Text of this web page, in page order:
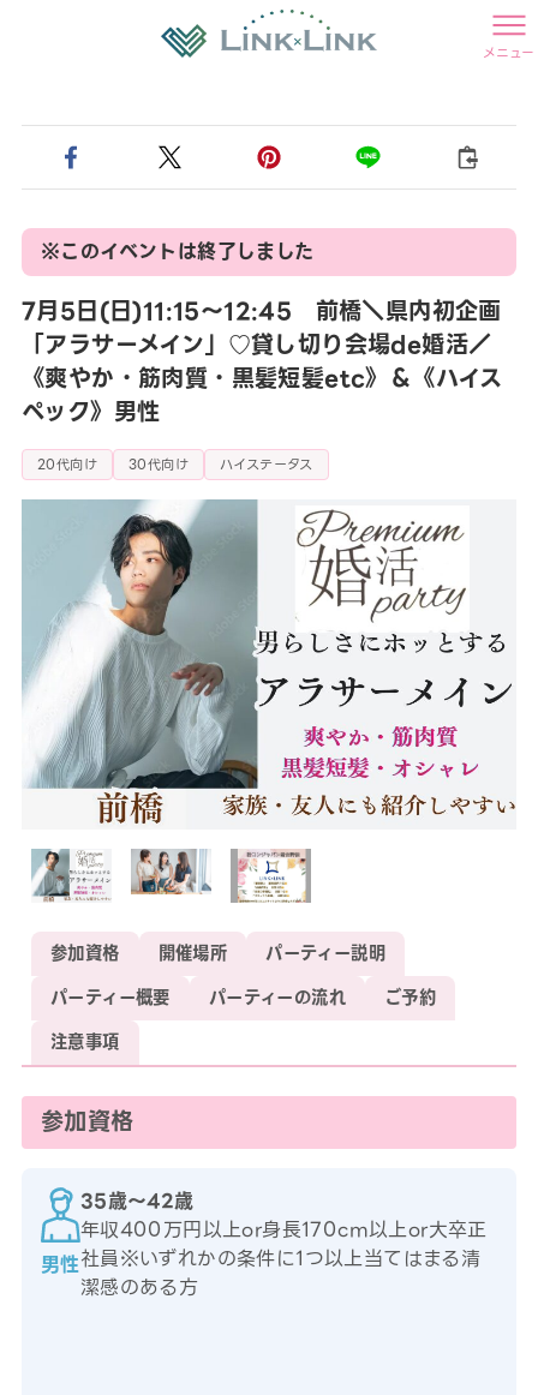
メニュー
※このイベントは終了しました
7月5日(日)11:15〜12:45 前橋＼県内初企画
「アラサーメイン」♡貸し切り会場de婚活／
《爽やか・筋肉質・黒髪短髪etc》＆《ハイス
ペック》男性
20代向け 30代向け ハイステータス
参加資格 開催場所
パーティー説明
パーティー概要
パーティーの流れ
ご予約
注意事項
参加資格
男性
35歳〜42歳
年収400万円以上or身長170cm以上or大卒正
社員※いずれかの条件に1つ以上当てはまる清
潔感のある方